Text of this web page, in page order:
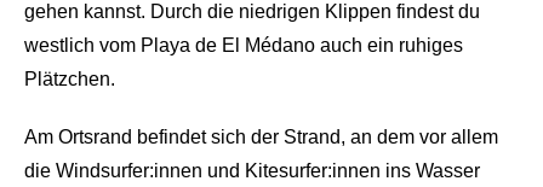
gehen kannst. Durch die niedrigen Klippen findest du
westlich vom Playa de El Médano auch ein ruhiges
Plätzchen.
Am Ortsrand befindet sich der Strand, an dem vor allem
die Windsurfer:innen und Kitesurfer:innen ins Wasser